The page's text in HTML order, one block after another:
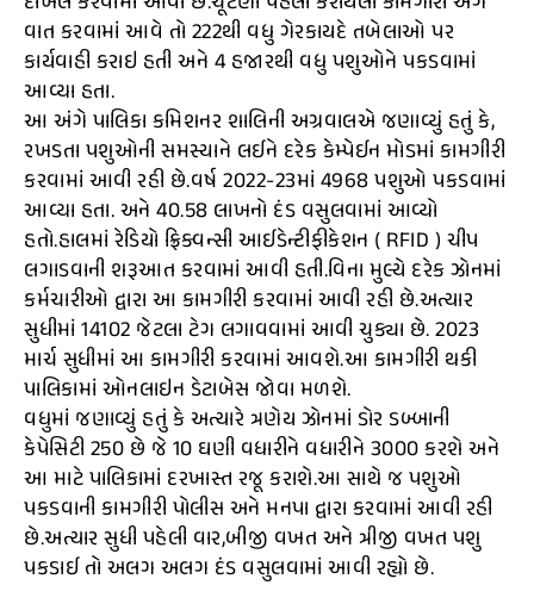
વાત કરવામાં આવે તો 222થી વધુ ગેરકાયદે તબેલાઓ પર
કાર્યવાહી કરાઇ હતી અને 4 હજારથી વધુ પશુઓને પકડવામાં
આવ્યા હતા.
આ અંગે પાલિકા કમિશનર શાલિની અગ્રવાલએ જણાવ્યું હતું કે,
રખડતા પશુઓની સમસ્યાને લઈને દરેક કેમ્પેઈન મોડમાં કામગીરી
કરવામાં આવી રહી છે.વર્ષ 2022-23માં 4968 પશુઓ પકડવામાં
આવ્યા હતા. અને 40.58 લાખનો દંડ વસુલવામાં આવ્યો
હતો.હાલમાં રેડિયો ફ્રિક્વન્સી આઈડેન્ટીફીકેશન ( RFID ) ચીપ
લગાડવાની શરૂઆત કરવામાં આવી હતી.વિના મુલ્યે દરેક ઝોનમાં
કર્મચારીઓ દ્વારા આ કામગીરી કરવામાં આવી રહી છે.અત્યાર
સુધીમાં 14102 જેટલા ટેગ લગાવવામાં આવી ચુક્યા છે. 2023
માર્ચ સુધીમાં આ કામગીરી કરવામાં આવશે.આ કામગીરી થકી
પાલિકામાં ઓનલાઇન ડેટાબેસ જોવા મળશે.
વધુમાં જણાવ્યું હતું કે અત્યારે ત્રણેય ઝોનમાં ડોર ડબ્બાની
કેપેસિટી 250 છે જે 10 ઘણી વધારીને વધારીને 3000 કરશે અને
આ માટે પાલિકામાં દરખાસ્ત રજૂ કરાશે.આ સાથે જ પશુઓ
પકડવાની કામગીરી પોલીસ અને મનપા દ્વારા કરવામાં આવી રહી
છે.અત્યાર સુધી પહેલી વાર,બીજી વખત અને ત્રીજી વખત પશુ
પકડાઈ તો અલગ અલગ દંડ વસુલવામાં આવી રહ્યો છે.